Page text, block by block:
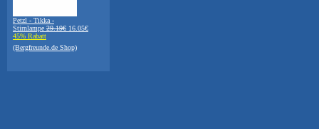
Petzl - Tikka -
Stirnlampe 29.19€ 16.05€
45% Rabatt
(Bergfreunde.de Shop)